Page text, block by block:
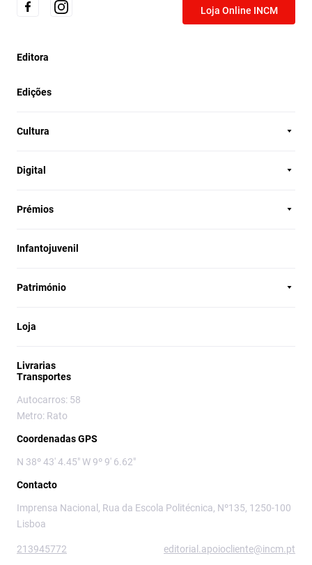
Loja Online INCM
Editora
Edições
Cultura
Digital
Prémios
Infantojuvenil
Património
Loja
Livrarias
Transportes
Autocarros: 58
Metro: Rato
Coordenadas GPS
N 38º 43' 4.45" W 9º 9' 6.62"
Contacto
Imprensa Nacional, Rua da Escola Politécnica, Nº135, 1250-100
Lisboa
213945772 editorial.apoiocliente@incm.pt